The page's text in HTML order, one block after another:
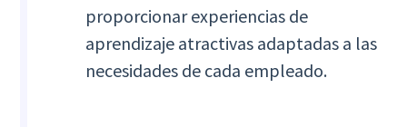
proporcionar experiencias de
aprendizaje atractivas adaptadas a las
necesidades de cada empleado.